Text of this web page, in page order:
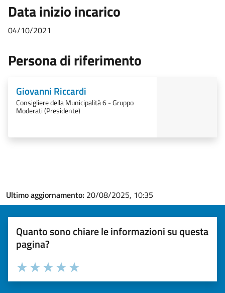
Data inizio incarico
04/10/2021
Persona di riferimento
Giovanni Riccardi
Consigliere della Municipalità 6 - Gruppo
Moderati (Presidente)
Ultimo aggiornamento: 20/08/2025, 10:35
Quanto sono chiare le informazioni su questa
pagina?
Valuta la chiarezza delle informazioni (da 1 a 5 stelle)
Seleziona il numero di stelle per valutare la chiarezza delle
Valuta 5 stelle su 5
Valuta 4 stelle su 5
Valuta 3 stelle su 5
Valuta 2 stelle su 5
Valuta 1 stelle su 5